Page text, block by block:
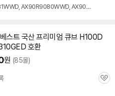
AX90R9080WWD, AX90N
스트 국산 프리미엄 큐브 H100D
호환
원 (85몰)
관